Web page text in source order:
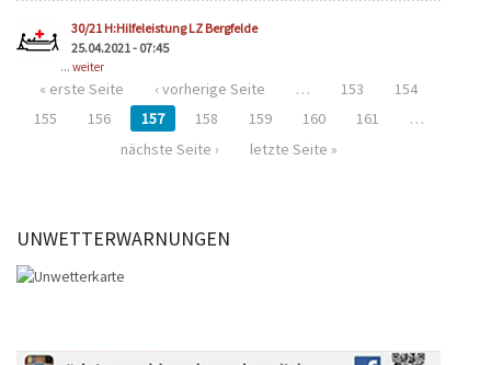
30/21 H:Hilfeleistung LZ Bergfelde
25.04.2021 - 07:45
... weiter
« erste Seite ‹ vorherige Seite … 153
154
155
156 157 158 159 160 161
…
nächste Seite ›
letzte Seite »
UNWETTERWARNUNGEN